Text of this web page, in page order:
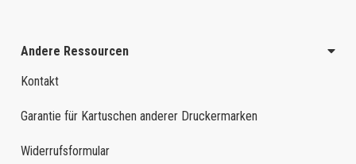
Andere Ressourcen
Kontakt
Garantie für Kartuschen anderer Druckermarken
Widerrufsformular